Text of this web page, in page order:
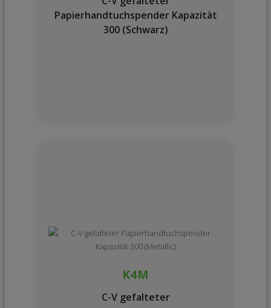
Papierhandtuchspender Kapazität
300 (Schwarz)
K4M
C-V gefalteter